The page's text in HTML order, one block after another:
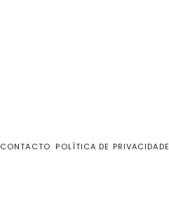
CONTACTO POLÍTICA DE PRIVACIDADE